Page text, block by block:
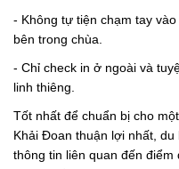
- Không tự tiện chạm tay
bên trong chùa.
- Chỉ check in ở ngoài và
linh thiêng.
Tốt nhất để chuẩn bị cho
Khải Đoan thuận lợi nhất,
thông tin liên quan đến